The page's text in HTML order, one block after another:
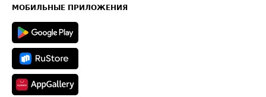
Техническая информация
МОБИЛЬНЫЕ ПРИЛОЖЕНИЯ